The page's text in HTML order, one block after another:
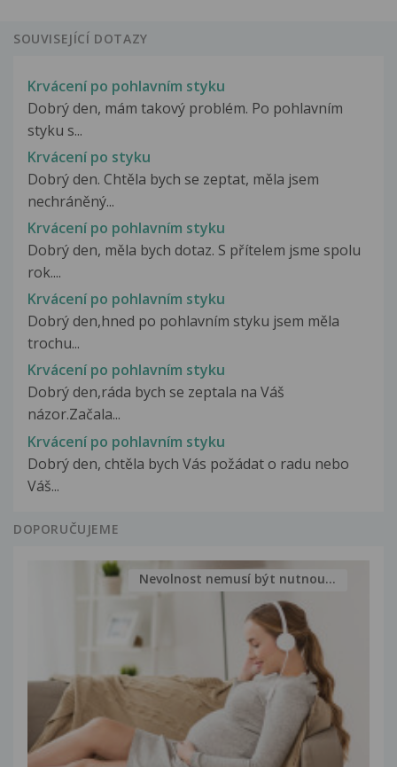
SOUVISEJÍCÍ DOTAZY
Krvácení po pohlavním styku
Dobrý den, mám takový problém. Po pohlavním
styku s...
Krvácení po styku
Dobrý den. Chtěla bych se zeptat, měla jsem
nechráněný...
Krvácení po pohlavním styku
Dobrý den, měla bych dotaz. S přítelem jsme spolu
rok....
Krvácení po pohlavním styku
Dobrý den,hned po pohlavním styku jsem měla
trochu...
Krvácení po pohlavním styku
Dobrý den,ráda bych se zeptala na Váš
názor.Začala...
Krvácení po pohlavním styku
Dobrý den, chtěla bych Vás požádat o radu nebo
Váš...
DOPORUČUJEME
Nevolnost nemusí být nutnou...